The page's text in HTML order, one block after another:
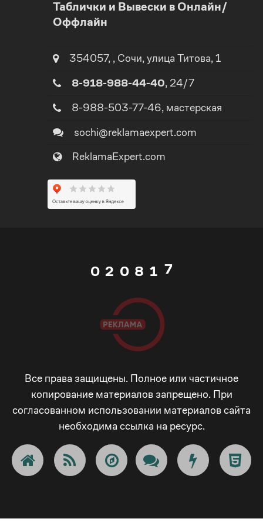
Таблички и Вывески в Онлайн/
Оффлайн
354057, , Сочи, улица Титова, 1
8-918-988-44-40, 24/7
8-988-503-77-46, мастерская
sochi@reklamaexpert.com
ReklamaExpert.com
0
3
4
5
0
2
5
6
7
0
1
2
3
4
5
2
4
5
8
9
_
-
+
!
1
2
3
4
5
6
0
2
4
7
9
-
+
Все права защищены. Полное или частичное
копирование материалов запрещено. При
согласованном использовании материалов сайта
необходима ссылка на ресурс.